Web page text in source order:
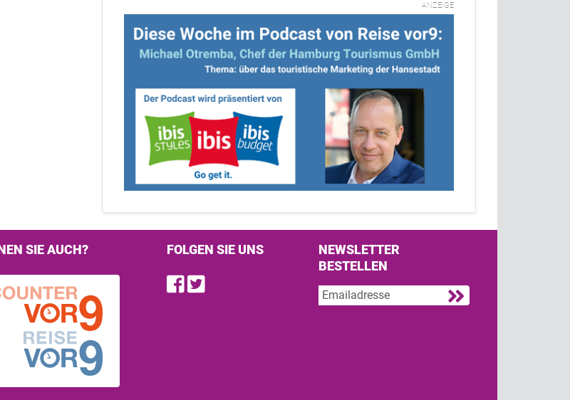
ANZEIGE
SIE AUCH? FOLGEN SIE UNS
Find us on Facebook
Follow us on Twitter
NEWSLETTER
BESTELLEN